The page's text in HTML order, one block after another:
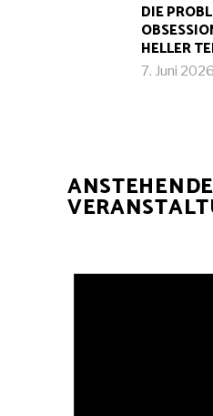
DIE
HELLER
7. Juni 2026
ANSTEHENDE